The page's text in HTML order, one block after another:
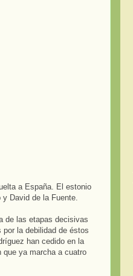
a España. El estonio
David de la Fuente.
de las etapas decisivas
la debilidad de éstos
han cedido en la
ya marcha a cuatro